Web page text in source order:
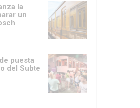
la
un
puesta
del Subte